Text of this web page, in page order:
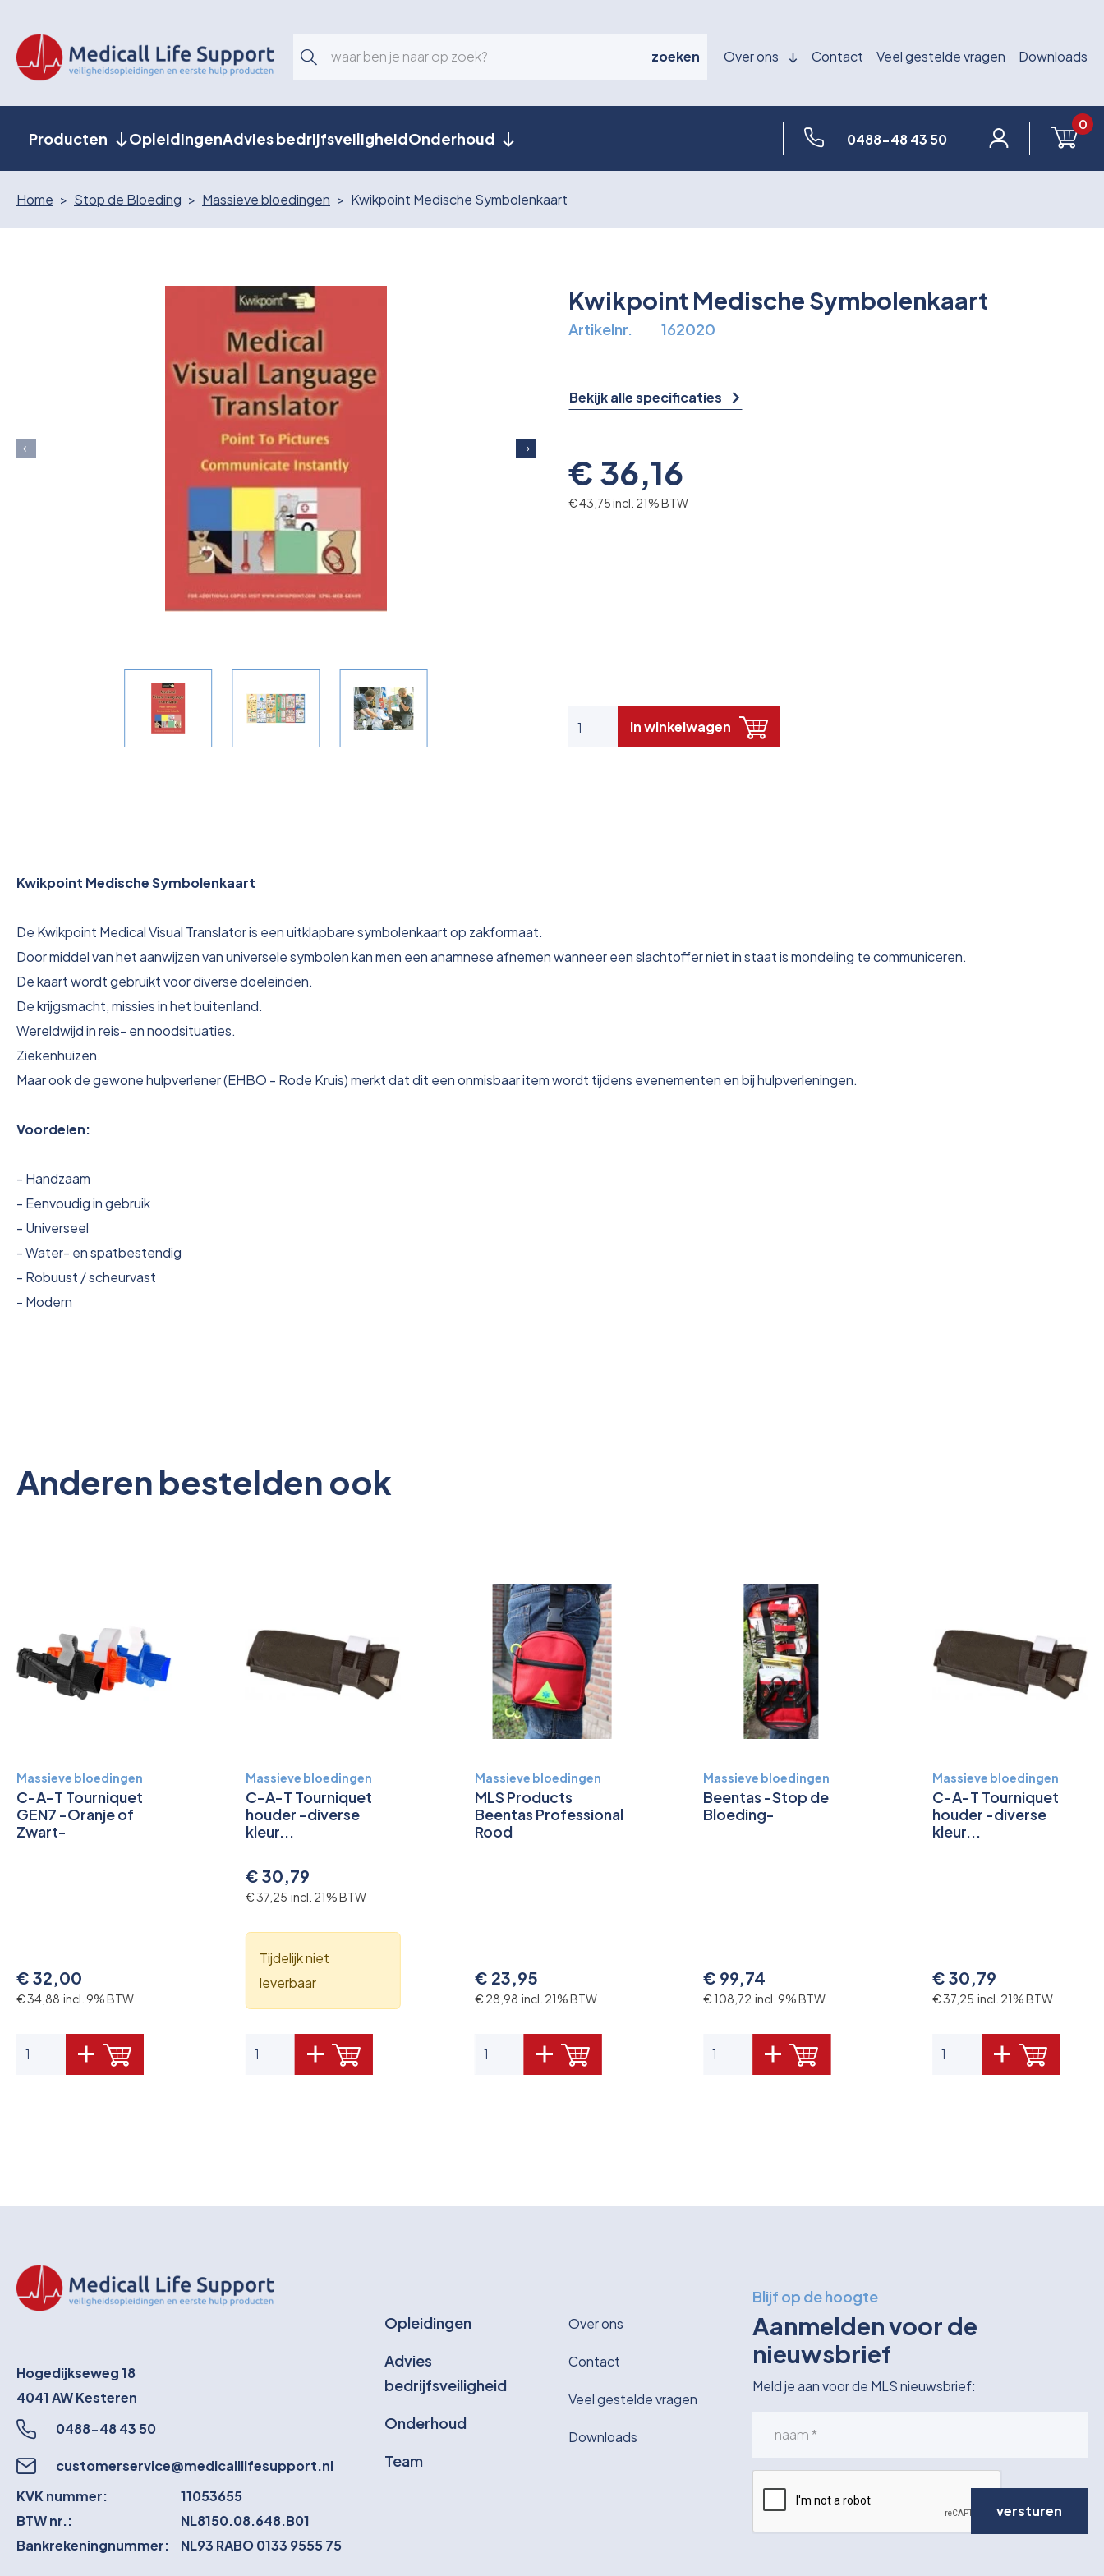
zoeken Over ons Contact Veel gestelde vragen Downloads
Producten OpleidingenAdvies bedrijfsveiligheidOnderhoud 0488-48 43 50
0
Home Stop de Bloeding Massieve bloedingen Kwikpoint Medische Symbolenkaart
Kwikpoint Medische Symbolenkaart
Artikelnr. 162020
Bekijk alle specificaties
€ 36,16
€ 43,75 incl. 21% BTW
In winkelwagen
Kwikpoint Medische Symbolenkaart
De Kwikpoint Medical Visual Translator is een uitklapbare symbolenkaart op zakformaat.
Door middel van het aanwijzen van universele symbolen kan men een anamnese afnemen wanneer een slachtoffer niet in staat is mondeling te communiceren.
De kaart wordt gebruikt voor diverse doeleinden.
De krijgsmacht, missies in het buitenland.
Wereldwijd in reis- en noodsituaties.
Ziekenhuizen.
Maar ook de gewone hulpverlener (EHBO - Rode Kruis) merkt dat dit een onmisbaar item wordt tijdens evenementen en bij hulpverleningen.
Voordelen:
- Handzaam
- Eenvoudig in gebruik
- Universeel
- Water- en spatbestendig
- Robuust / scheurvast
- Modern
Anderen bestelden ook
Massieve bloedingen
C-A-T Tourniquet
GEN7 -Oranje of
Zwart-
€ 32,00
€ 34,88 incl. 9% BTW
Massieve bloedingen
C-A-T Tourniquet
houder -diverse
kleur...
€ 30,79
€ 37,25 incl. 21% BTW
Tijdelijk niet
leverbaar
Massieve bloedingen
MLS Products
Beentas Professional
Rood
€ 23,95
€ 28,98 incl. 21% BTW
Massieve bloedingen
Beentas -Stop de
Bloeding-
€ 99,74
€ 108,72 incl. 9% BTW
Massieve bloedingen
C-A-T Tourniquet
houder -diverse
kleur...
€ 30,79
€ 37,25 incl. 21% BTW
Hogedijkseweg 18
4041 AWKesteren
0488-48 43 50
customerservice@medicalllifesupport.nl
KVK nummer:
11053655
BTW nr.:
NL8150.08.648.B01
Bankrekeningnummer:
NL93 RABO 0133 9555 75
Opleidingen
Advies
bedrijfsveiligheid
Onderhoud
Team
Over ons
Contact
Veel gestelde vragen
Downloads
Blijf op de hoogte
Aanmelden voor de
nieuwsbrief
Meld je aan voor de MLS nieuwsbrief:
versturen